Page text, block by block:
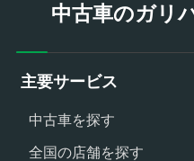
中古車のガリ
主要サービス
中古車を探す
全国の店舗を探す